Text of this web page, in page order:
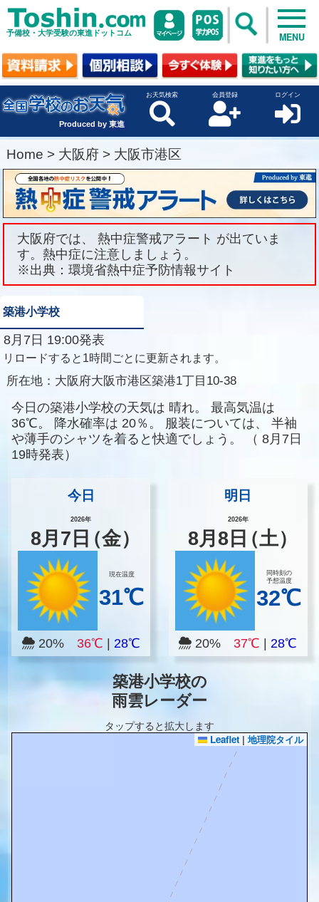
予備校・大学受験の東進ドットコム MENU
Produced by 東進
お天気検索 会員登録 ログイン
Home > 大阪府 > 大阪市港区
大阪府では、 熱中症警戒アラート が出ていま
す。熱中症に注意しましょう。
※出典：環境省熱中症予防情報サイト
築港小学校
8月7日 19:00発表
リロードすると1時間ごとに更新されます。
所在地： 大阪府大阪市港区築港1丁目10-38
今日の築港小学校の天気は 晴れ。
最高気温は
36℃。
降水確率は 20％。 服装については、
半袖
や薄手のシャツを着ると快適でしょう。
（ 8月7日
19時発表）
今日
2026年
8月 7 日（金）
現在温度
31℃
20% 36℃ 28℃
明日
2026年
8月8 日（土）
同時刻の
予想温度
32℃
20%37℃ |28℃
築港小学校の
雨雲レーダー
タップすると拡大します
Leaflet | 地理院タイル